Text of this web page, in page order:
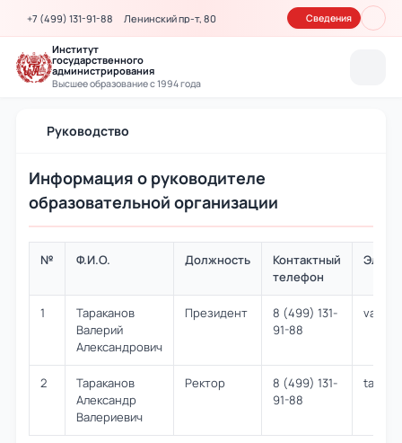
+7 (499) 131-91-88 Ленинский пр-т, 80 Сведения
Институт
государственного
администрирования
Высшее образование с 1994 года
Руководство
Информация о руководителе
образовательной организации
№ Ф.И.О. Должность
Контактный
телефон
1
Тараканов
Валерий
Александрович
Президент
8 (499) 131-
91-88
2
Тараканов
Александр
Валериевич
Ректор
8 (499) 131-
91-88